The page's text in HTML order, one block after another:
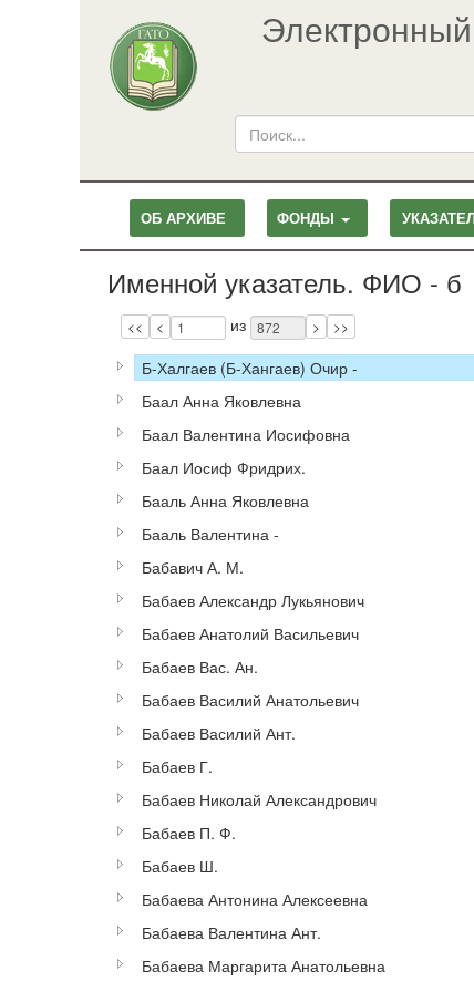
Электронный
ОБ АРХИВЕ ФОНДЫ
Именной указатель. ФИО - б
<< < Page из Pages > >>
Б-Халгаев (Б-Хангаев) Очир -
Баал Анна Яковлевна
Баал Валентина Иосифовна
Баал Иосиф Фридрих.
Бааль Анна Яковлевна
Бааль Валентина -
Бабавич А. М.
Бабаев Александр Лукьянович
Бабаев Анатолий Васильевич
Бабаев Вас. Ан.
Бабаев Василий Анатольевич
Бабаев Василий Ант.
Бабаев Г.
Бабаев Николай Александрович
Бабаев П. Ф.
Бабаев Ш.
Бабаева Антонина Алексеевна
Бабаева Валентина Ант.
Бабаева Маргарита Анатольевна